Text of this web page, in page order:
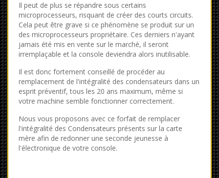
Il peut de plus se répandre sous certains
microprocesseurs, risquant de créer des courts circuits.
Cela peut être grave si ce phénomène se produit sur un
des microprocesseurs propriétaire. Ces derniers n'ayant
jamais été mis en vente sur le marché, il seront
irremplaçable et la console deviendra alors inutilisable.
Il est donc fortement conseillé de procéder au
remplacement de l'intégralité des condensateurs dans un
esprit préventif, tous les 20 ans maximum, même si
votre machine semble fonctionner correctement.
Nous vous proposons avec ce forfait de remplacer
l'intégralité des Condensateurs présents sur la carte
mère afin de redonner une seconde jeunesse à
l'électronique de votre console.